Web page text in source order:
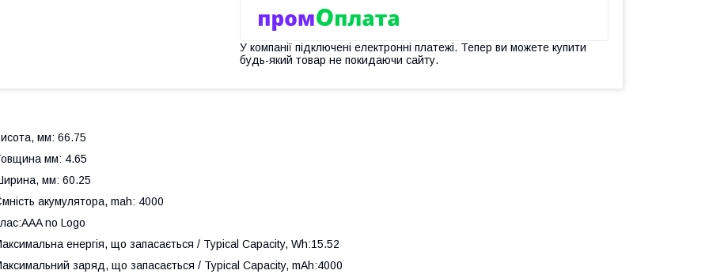
У компанії підключені електронні платежі. Тепер ви можете купити
будь-який товар не покидаючи сайту.
мм: 66.75
мм: 4.65
мм: 60.25
акумулятора, mah: 4000
no Logo
енергія, що запасається / Typical Capacity, Wh:15.52
заряд, що запасається / Typical Capacity, mAh:4000